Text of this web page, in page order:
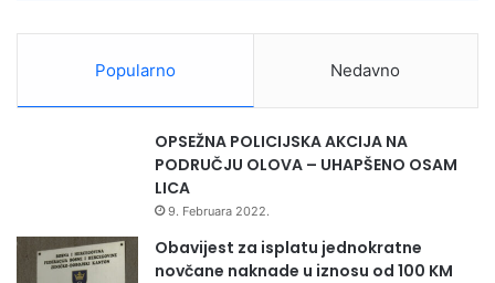
Popularno Nedavno
OPSEŽNA POLICIJSKA AKCIJA NA
PODRUČJU OLOVA – UHAPŠENO OSAM
LICA
9. Februara 2022.
Obavijest za isplatu jednokratne
novčane naknade u iznosu od 100 KM